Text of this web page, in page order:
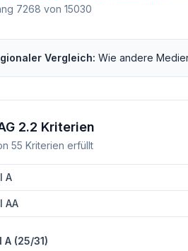
7268 von 15030
Vergleich: Wie andere
2.2 Kriterien
55 Kriterien erfüllt
A
AA
A (25/31)